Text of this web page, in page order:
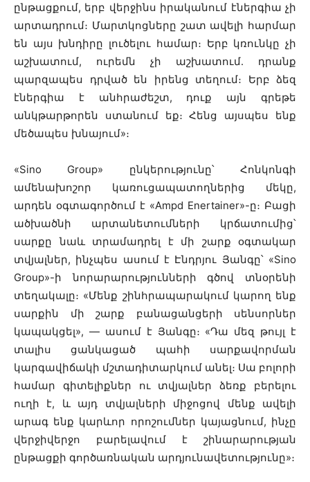
ընթացքում, երբ վերջինս իրականում էներգիա չի
արտադրում։ Մարտկոցները շատ ավելի հարմար
են այս խնդիրը լուծելու համար։ Երբ կռունկը չի
աշխատում, ուրեմն չի աշխատում. դրանք
պարզապես դրված են իրենց տեղում։ Երբ ձեզ
էներգիա է անհրաժեշտ, դուք այն գրեթե
անկթարթորեն ստանում եք։ Հենց այսպես ենք
մեծապես խնայում»։
«Sino Group» ընկերությունը՝ Հոնկոնգի
ամենախոշոր կառուցապատողներից մեկը,
արդեն օգտագործում է «Ampd Enertainer»-ը։ Բացի
ածխածնի արտանետումների կրճատումից՝
սարքը նաև տրամադրել է մի շարք օգտակար
տվյալներ, ինչպես ասում է Էնդրյու Յանգը՝ «Sino
Group»-ի նորարարությունների գծով տնօրենի
տեղակալը։ «Մենք շինհրապարակում կարող ենք
սարքին մի շարք բանացանցերի սենսորներ
կապակցել», — ասում է Յանգը։ «Դա մեզ թույլ է
տալիս ցանկացած պահի սարքավորման
կարգավիճակի մշտադիտարկում անել։ Սա բոլորի
համար գիտելիքներ ու տվյալներ ձեռք բերելու
ուղի է, և այդ տվյալների միջոցով մենք ավելի
արագ ենք կարևոր որոշումներ կայացնում, ինչը
վերջիվերջո բարելավում է շինարարության
ընթացքի գործառնական արդյունավետությունը»։